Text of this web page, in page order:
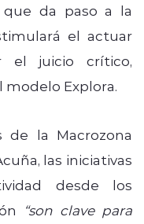
que da paso a la
el actuar
el juicio crítico,
Explora.
de la Macrozona
, las iniciativas
desde los
“son clave para